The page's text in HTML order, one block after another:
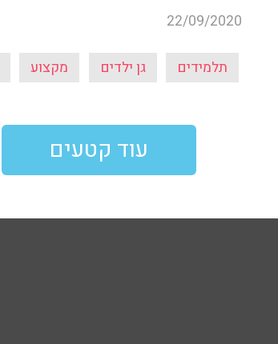
22/09/2020
תלמידים גן ילדים מקצוע
עוד קטעים